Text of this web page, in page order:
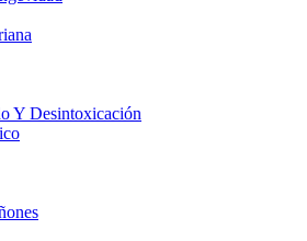
Y Desintoxicación